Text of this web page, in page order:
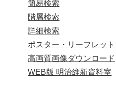
簡易検索
階層検索
詳細検索
ポスター・リーフレット
高画質画像ダウンロード
WEB版 明治維新資料室